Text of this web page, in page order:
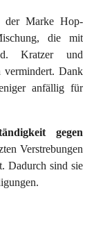
der Marke Hop-
die mit
Kratzer und
vermindert. Dank
anfällig für
gegen
Verstrebungen
Dadurch sind sie